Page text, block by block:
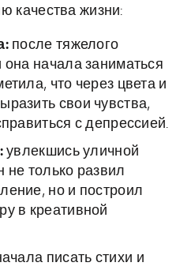
качества жизни:
после тяжелого
начала заниматься
что через цвета и
свои чувства,
с депрессией.
увлекшись уличной
только развил
но и построил
в креативной
писать стихи и